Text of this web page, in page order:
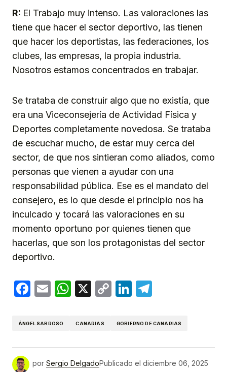
R: El Trabajo muy intenso. Las valoraciones las
tiene que hacer el sector deportivo, las tienen
que hacer los deportistas, las federaciones, los
clubes, las empresas, la propia industria.
Nosotros estamos concentrados en trabajar.
Se trataba de construir algo que no existía, que
era una Viceconsejería de Actividad Física y
Deportes completamente novedosa. Se trataba
de escuchar mucho, de estar muy cerca del
sector, de que nos sintieran como aliados, como
personas que vienen a ayudar con una
responsabilidad pública. Ese es el mandato del
consejero, es lo que desde el principio nos ha
inculcado y tocará las valoraciones en su
momento oportuno por quienes tienen que
hacerlas, que son los protagonistas del sector
deportivo.
Facebook
EmailWhatsApp
X
CopyLinkedIn
ÁNGEL SABROSO CANARIAS GOBIERNO DE CANARIAS
por Sergio DelgadoPublicado el diciembre 06, 2025